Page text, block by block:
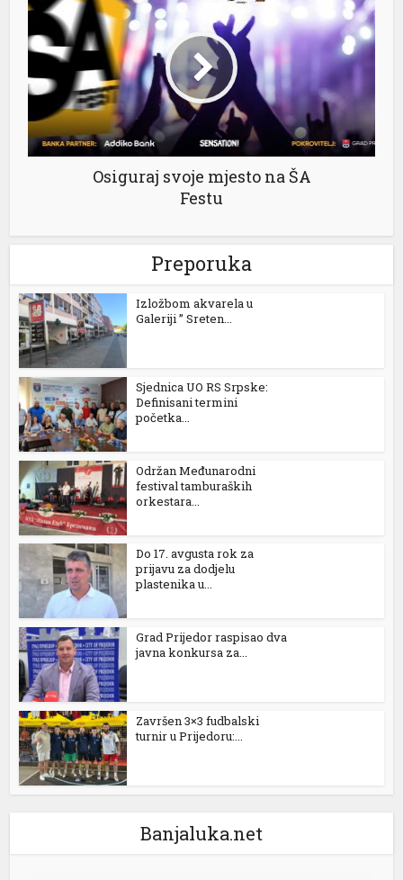
Osiguraj svoje mjesto na ŠA
Festu
Preporuka
Izložbom akvarela u
Galeriji ” Sreten...
Sjednica UO RS Srpske:
Definisani termini
početka...
Održan Međunarodni
festival tamburaških
orkestara...
Do 17. avgusta rok za
prijavu za dodjelu
plastenika u...
Grad Prijedor raspisao dva
javna konkursa za...
Završen 3×3 fudbalski
turnir u Prijedoru:...
Banjaluka.net